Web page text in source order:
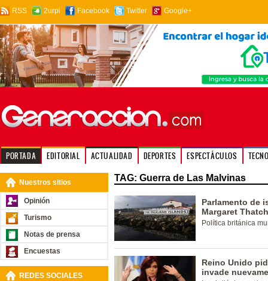
RSS 2urpi Facebook Twitter Google+
PORTADA EDITORIAL ACTUALIDAD DEPORTES ESPECTÁCULOS
Nuestros sitios
Opinión
Turismo
Notas de prensa
Encuestas
REDES SOCIALES
TAG: Guerra de Las Malvinas
Parlamento de
Margaret
Política británica
Reino Unido
invade